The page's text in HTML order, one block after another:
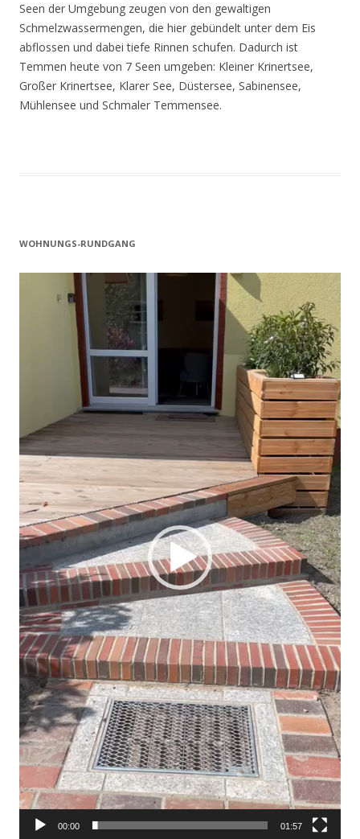
Seen der Umgebung zeugen von den gewaltigen
Schmelzwassermengen, die hier gebündelt unter dem Eis
abflossen und dabei tiefe Rinnen schufen. Dadurch ist
Temmen heute von 7 Seen umgeben: Kleiner Krinertsee,
Großer Krinertsee, Klarer See, Düstersee, Sabinensee,
Mühlensee und Schmaler Temmensee.
WOHNUNGS-RUNDGANG
Video-
00:00 01:57